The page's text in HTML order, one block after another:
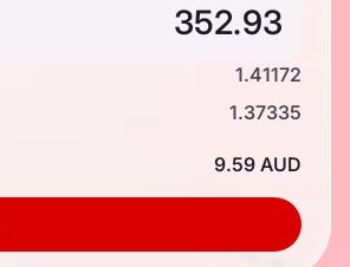
1.41172
1.37335
9.59 AUD